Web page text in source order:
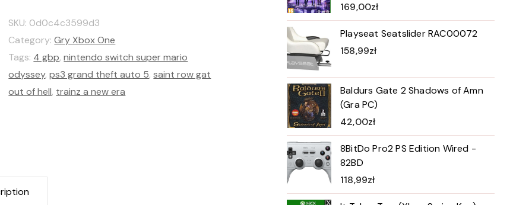
SKU: 0d0c4c3599d3
Category:Gry Xbox One
Tags: 4 gbp,nintendo switch super mario
odyssey,ps3 grand theft auto 5,saint row gat
out of hell, trainz a new era
169,00zł
Playseat Seatslider RAC00072
158,99zł
Baldurs Gate 2 Shadows of Amn
(Gra PC)
42,00zł
8BitDo Pro2 PS Edition Wired -
82BD
118,99zł